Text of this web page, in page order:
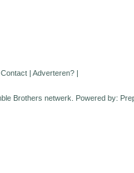
Contact | Adverteren? |
Brothers netwerk. Powered by: